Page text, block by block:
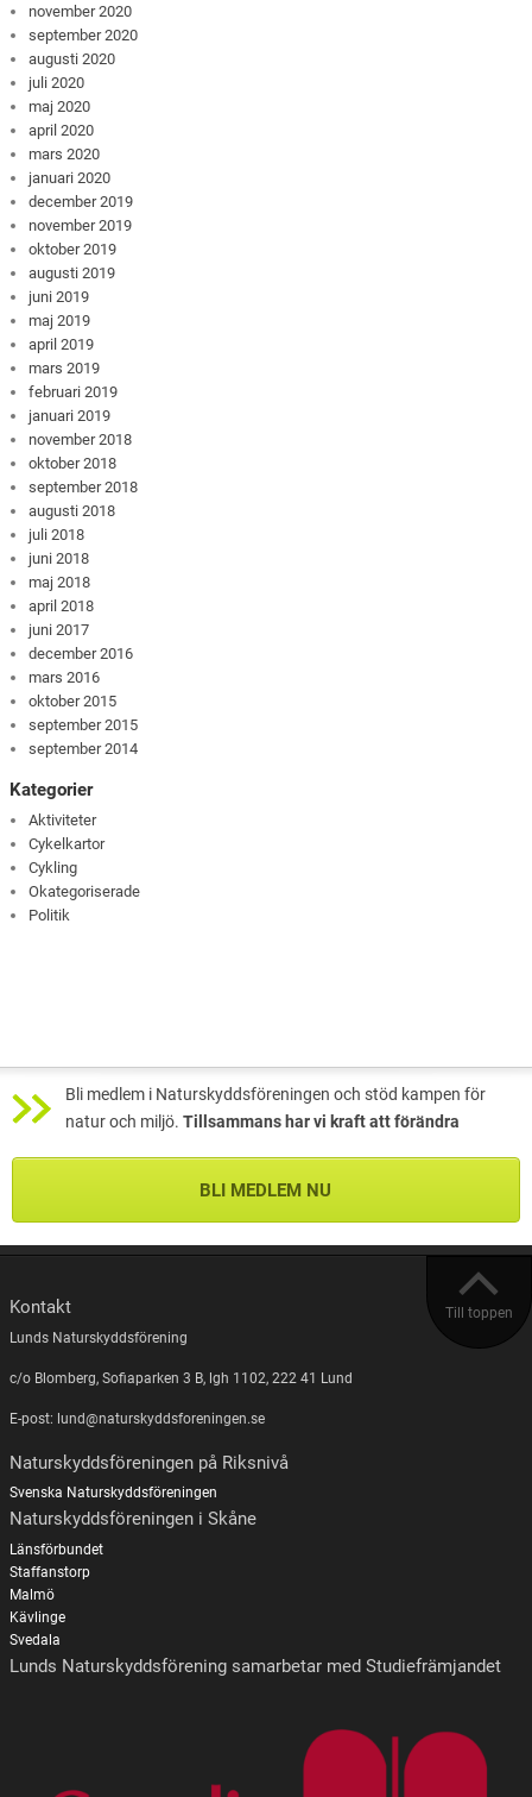
november 2020
september 2020
augusti 2020
juli 2020
maj 2020
april 2020
mars 2020
januari 2020
december 2019
november 2019
oktober 2019
augusti 2019
juni 2019
maj 2019
april 2019
mars 2019
februari 2019
januari 2019
november 2018
oktober 2018
september 2018
augusti 2018
juli 2018
juni 2018
maj 2018
april 2018
juni 2017
december 2016
mars 2016
oktober 2015
september 2015
september 2014
Kategorier
Aktiviteter
Cykelkartor
Cykling
Okategoriserade
Politik
Bli medlem i Naturskyddsföreningen och stöd kampen för
natur och miljö. Tillsammans har vi kraft att förändra
BLI MEDLEM NU
Till toppen
Kontakt
Lunds Naturskyddsförening
c/o Blomberg, Sofiaparken 3 B, lgh 1102, 222 41 Lund
E-post: lund@naturskyddsforeningen.se
Naturskyddsföreningen på Riksnivå
Svenska Naturskyddsföreningen
Naturskyddsföreningen i Skåne
Länsförbundet
Staffanstorp
Malmö
Kävlinge
Svedala
Lunds Naturskyddsförening samarbetar med Studiefrämjandet